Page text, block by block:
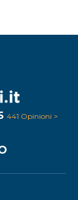
441 Opinioni >